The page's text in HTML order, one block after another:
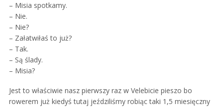
– Misia spotkamy.
– Nie.
– Nie?
– Załatwiłaś to już?
– Tak.
– Są ślady.
– Misia?
Jest to właściwie nasz pierwszy raz w Velebicie pieszo bo
rowerem już kiedyś tutaj jeździliśmy robiąc taki 1,5 miesięczny